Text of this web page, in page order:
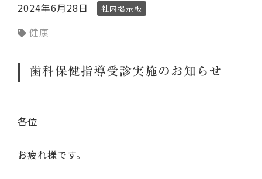
2024年6月28日 社内掲示板
健康
歯科保健指導受診実施のお知らせ
各位
お疲れ様です。